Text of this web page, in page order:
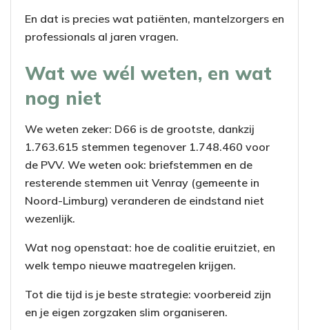
En dat is precies wat patiënten, mantelzorgers en
professionals al jaren vragen.
Wat we wél weten, en wat
nog niet
We weten zeker: D66 is de grootste, dankzij
1.763.615 stemmen tegenover 1.748.460 voor
de PVV. We weten ook: briefstemmen en de
resterende stemmen uit Venray (gemeente in
Noord-Limburg) veranderen de eindstand niet
wezenlijk.
Wat nog openstaat: hoe de coalitie eruitziet, en
welk tempo nieuwe maatregelen krijgen.
Tot die tijd is je beste strategie: voorbereid zijn
en je eigen zorgzaken slim organiseren.